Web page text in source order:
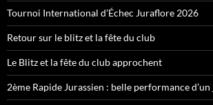
Tournoi International d’Échec Juraflore 2026
Retour sur le blitz et la fête du club
Le Blitz et la fête du club approchent
2ème Rapide Jurassien : belle performance